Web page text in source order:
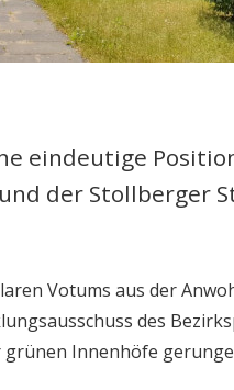
eindeutige
der Stollberger
Votums aus der
des
Innenhöfe